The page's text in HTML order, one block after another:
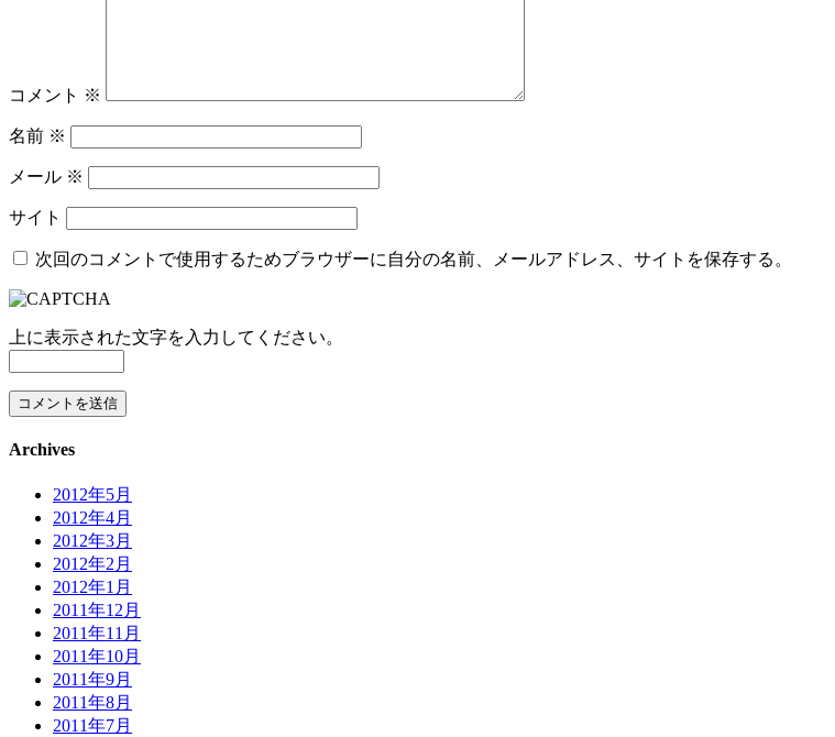
コメント ※
名前 ※
メール ※
サイト
次回のコメントで使用するためブラウザーに自分の名前、メールアドレス、サイトを保存する。
上に表示された文字を入力してください。
Archives
2012年5月
2012年4月
2012年3月
2012年2月
2012年1月
2011年12月
2011年11月
2011年10月
2011年9月
2011年8月
2011年7月